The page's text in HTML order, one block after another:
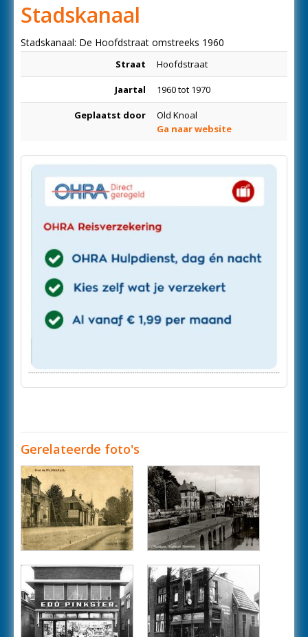
Stadskanaal
Stadskanaal: De Hoofdstraat omstreeks 1960
Straat Hoofdstraat
Jaartal 1960 tot 1970
Geplaatst door
Old Knoal
Ga naar website
Gerelateerde foto's